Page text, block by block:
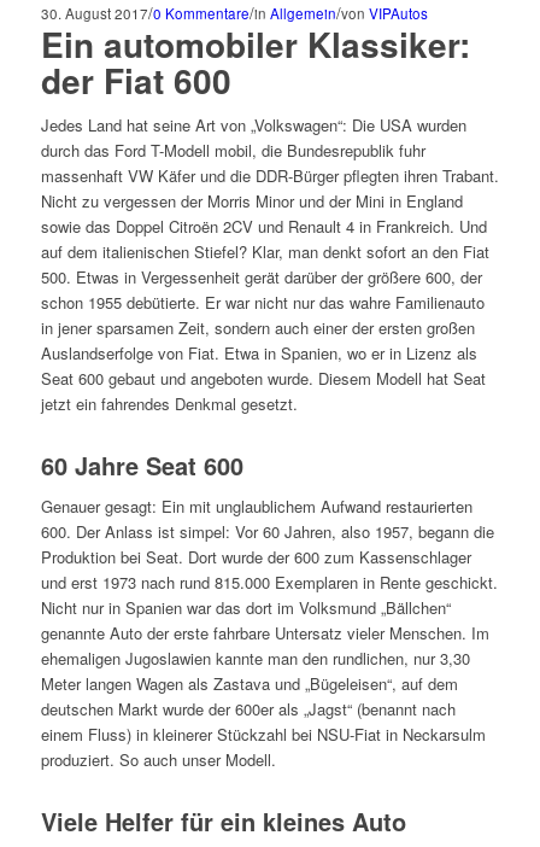
30. August 2017/0 Kommentare/in Allgemein/von VIPAutos
Ein automobiler Klassiker:
der Fiat 600
Jedes Land hat seine Art von „Volkswagen“: Die USA wurden
durch das Ford T-Modell mobil, die Bundesrepublik fuhr
massenhaft VW Käfer und die DDR-Bürger pflegten ihren Trabant.
Nicht zu vergessen der Morris Minor und der Mini in England
sowie das Doppel Citroën 2CV und Renault 4 in Frankreich. Und
auf dem italienischen Stiefel? Klar, man denkt sofort an den Fiat
500. Etwas in Vergessenheit gerät darüber der größere 600, der
schon 1955 debütierte. Er war nicht nur das wahre Familienauto
in jener sparsamen Zeit, sondern auch einer der ersten großen
Auslandserfolge von Fiat. Etwa in Spanien, wo er in Lizenz als
Seat 600 gebaut und angeboten wurde. Diesem Modell hat Seat
jetzt ein fahrendes Denkmal gesetzt.
60 Jahre Seat 600
Genauer gesagt: Ein mit unglaublichem Aufwand restaurierten
600. Der Anlass ist simpel: Vor 60 Jahren, also 1957, begann die
Produktion bei Seat. Dort wurde der 600 zum Kassenschlager
und erst 1973 nach rund 815.000 Exemplaren in Rente geschickt.
Nicht nur in Spanien war das dort im Volksmund „Bällchen“
genannte Auto der erste fahrbare Untersatz vieler Menschen. Im
ehemaligen Jugoslawien kannte man den rundlichen, nur 3,30
Meter langen Wagen als Zastava und „Bügeleisen“, auf dem
deutschen Markt wurde der 600er als „Jagst“ (benannt nach
einem Fluss) in kleinerer Stückzahl bei NSU-Fiat in Neckarsulm
produziert. So auch unser Modell.
Viele Helfer für ein kleines Auto